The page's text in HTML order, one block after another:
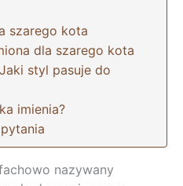
szarego kota
dla szarego kota
styl pasuje do
imienia?
nazywany